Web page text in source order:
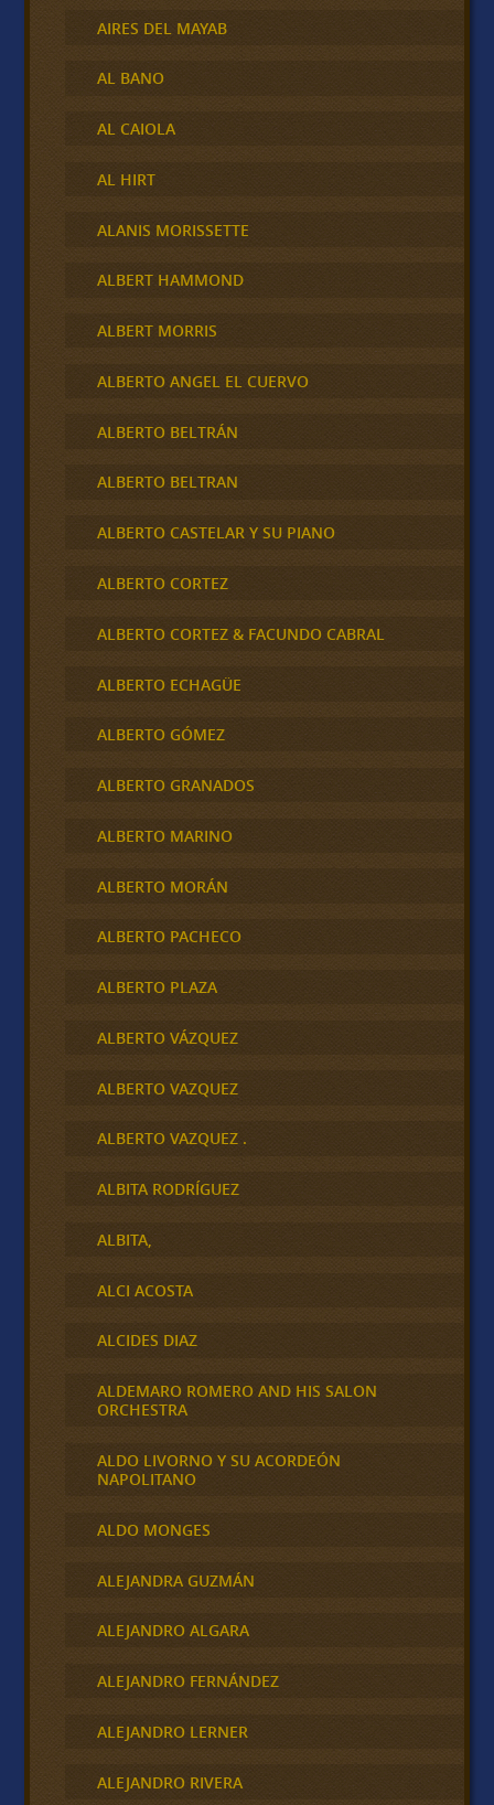
AIRES DEL MAYAB
AL BANO
AL CAIOLA
AL HIRT
ALANIS MORISSETTE
ALBERT HAMMOND
ALBERT MORRIS
ALBERTO ANGEL EL CUERVO
ALBERTO BELTRÁN
ALBERTO BELTRAN
ALBERTO CASTELAR Y SU PIANO
ALBERTO CORTEZ
ALBERTO CORTEZ & FACUNDO CABRAL
ALBERTO ECHAGÜE
ALBERTO GÓMEZ
ALBERTO GRANADOS
ALBERTO MARINO
ALBERTO MORÁN
ALBERTO PACHECO
ALBERTO PLAZA
ALBERTO VÁZQUEZ
ALBERTO VAZQUEZ
ALBERTO VAZQUEZ .
ALBITA RODRÍGUEZ
ALBITA,
ALCI ACOSTA
ALCIDES DIAZ
ALDEMARO ROMERO AND HIS SALON
ORCHESTRA
ALDO LIVORNO Y SU ACORDEÓN
NAPOLITANO
ALDO MONGES
ALEJANDRA GUZMÁN
ALEJANDRO ALGARA
ALEJANDRO FERNÁNDEZ
ALEJANDRO LERNER
ALEJANDRO RIVERA